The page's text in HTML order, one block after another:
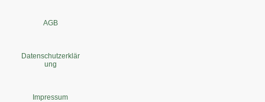
AGB
Datenschutzerklär
ung
Impressum